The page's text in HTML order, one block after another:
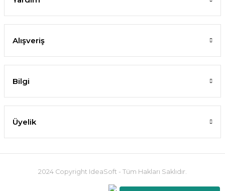
Alışveriş
Bilgi
Üyelik
2024 Copyright IdeaSoft - Tüm Hakları Saklıdır.